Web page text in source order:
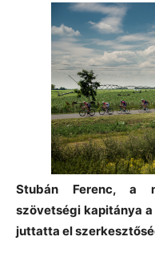
Stubán Ferenc, a
szövetségi kapitánya
juttatta el